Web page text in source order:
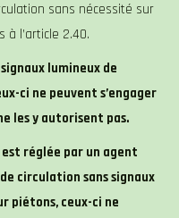
sans nécessité sur
l’article 2.40.
lumineux de
ci ne peuvent s’engager
les y autorisent pas.
réglée par un agent
circulation sans signaux
piétons, ceux-ci ne